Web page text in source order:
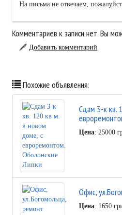
На письма не отвечаем,
Комментариев к записи нет. Вы
Добавить комментарий
Похожие объявления:
Сдам 3-к кв.
Цена: 25000
Офис,
Цена: 1650